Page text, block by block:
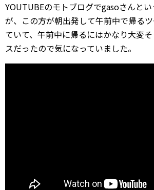
YOUTUBEのモトブログでgasoさんと
が、この方が朝出発して午前中で帰る
ていて、午前中に帰るにはかなり大変
スだったので気になっていました。